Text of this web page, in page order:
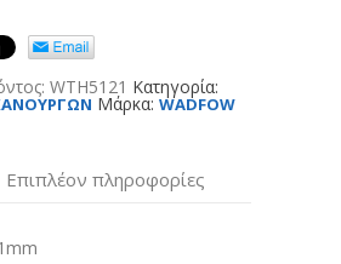
WTH5121 Κατηγορία:
Μάρκα: WADFOW
Επιπλέον πληροφορίες